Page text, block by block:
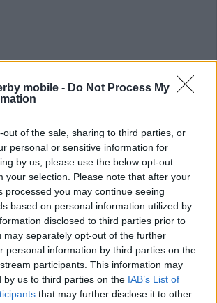
mobile - Do Not Process My
out of the sale, sharing to third parties, or
personal or sensitive information for
by us, please use the below opt-out
your selection. Please note that after your
processed you may continue seeing
based on personal information utilized by
disclosed to third parties prior to
may separately opt-out of the further
personal information by third parties on the
participants. This information may
by us to third parties on the IAB’s List of
that may further disclose it to other